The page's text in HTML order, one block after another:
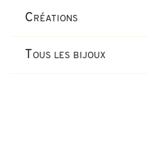
Créations
Tous les bijoux